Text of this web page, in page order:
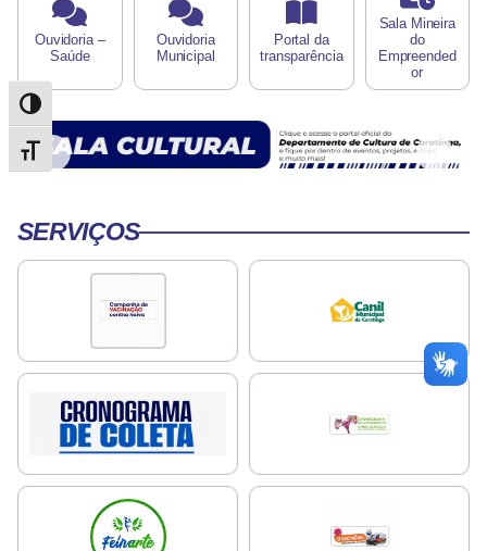
Alternar alto contraste
Alternar tamanho da fonte
Ouvidoria –
Saúde
Ouvidoria
Municipal
Portal da
transparência
Sala Mineira
do
Empreended
or
SERVIÇOS